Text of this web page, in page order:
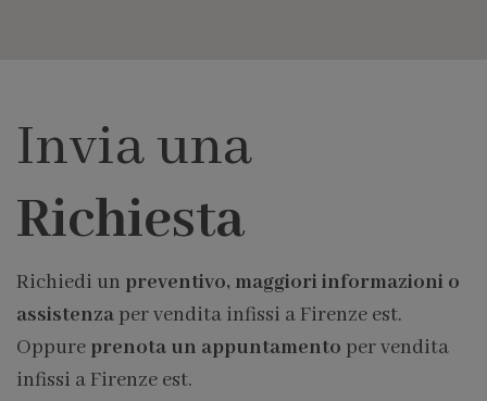
Invia una
Richiesta
Richiedi un preventivo, maggiori informazioni o
assistenza per vendita infissi a Firenze est.
Oppure prenota un appuntamento per vendita
infissi a Firenze est.